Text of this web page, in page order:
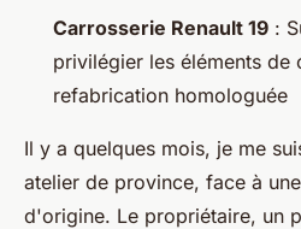
Carrosserie Renault 19 :
privilégier les éléments de
refabrication homologuée
Il y a quelques mois, je me
atelier de province, face à
d'origine. Le propriétaire, un